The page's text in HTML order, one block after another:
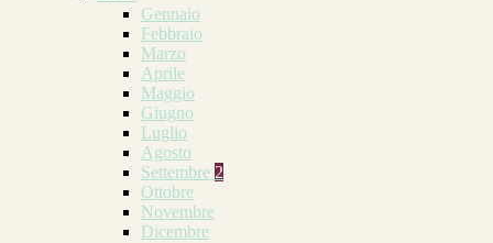
Gennaio
Febbraio
Marzo
Aprile
Maggio
Giugno
Luglio
Agosto
Settembre 2
Ottobre
Novembre
Dicembre